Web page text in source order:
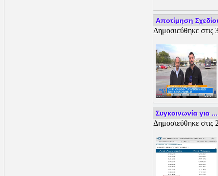
Αποτίμηση
Δημοσιεύθηκε στις
Συγκοινωνία για
Δημοσιεύθηκε στις